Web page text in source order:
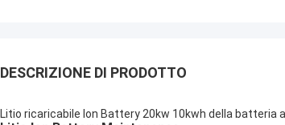
DESCRIZIONE DI PRODOTTO
Litio ricaricabile Ion Battery 20kw 10kwh della batteria